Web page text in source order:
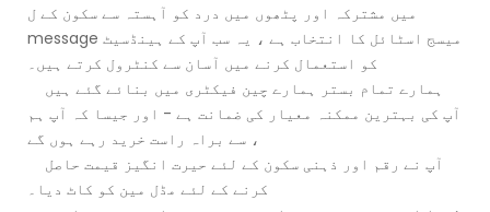
میں مشترکہ اور پٹھوں میں درد کو آہستہ سے سکون کے ل
message میسج اسٹائل کا انتخاب ہے ، یہ سب آپ کے ہینڈسیٹ
کو استعمال کرنے میں آسان سے کنٹرول کرتے ہیں۔
آپ کی بہترین ممکنہ معیار کی ضمانت ہے - اور جیسا کہ آپ ہم
سے براہ راست خرید رہے ہوں گے ،
کرنے کے لئے مڈل مین کو کاٹ دیا۔